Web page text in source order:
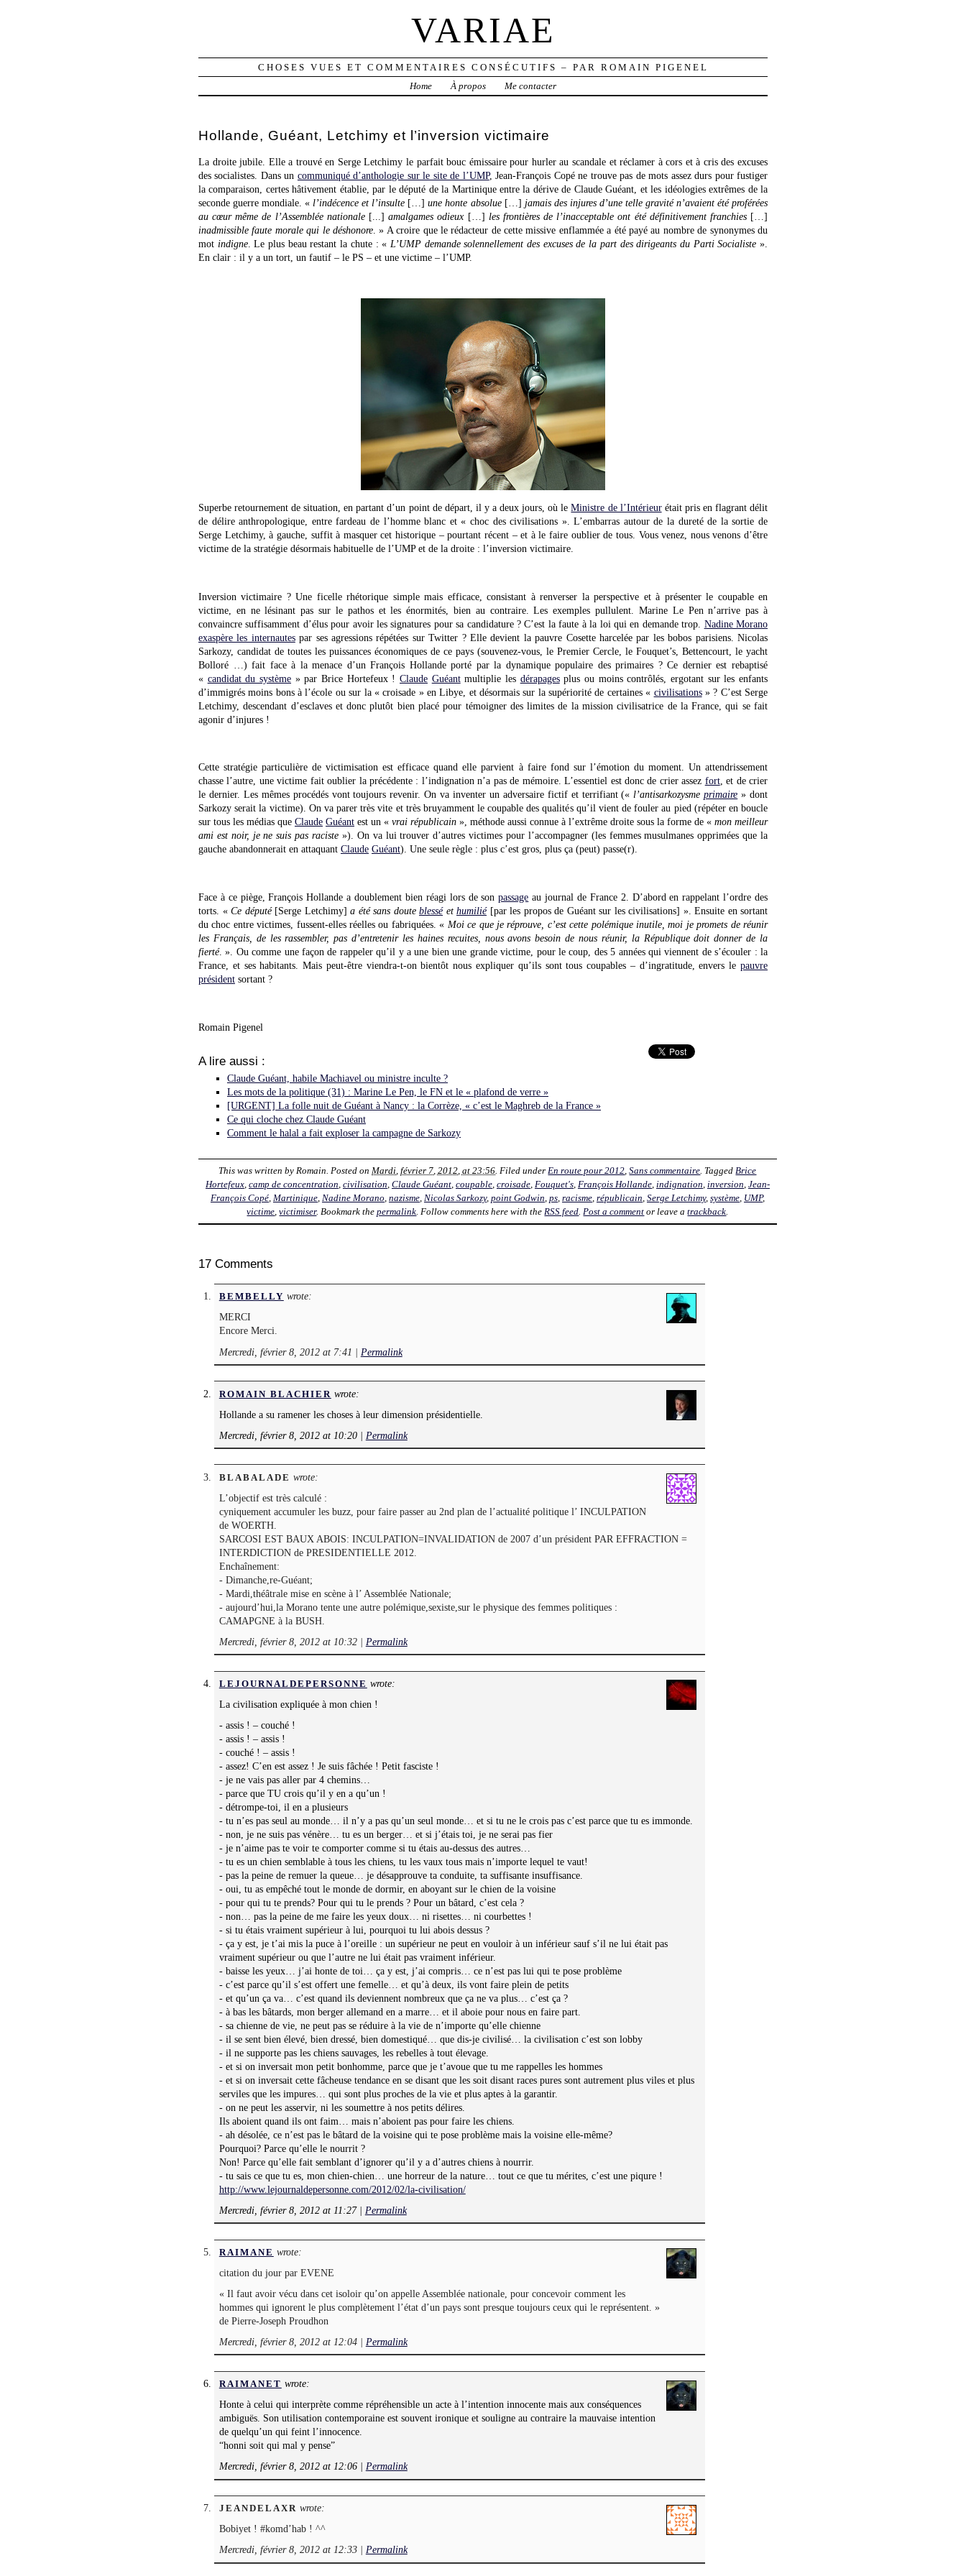
VARIAE
CHOSES VUES ET COMMENTAIRES CONSÉCUTIFS – PAR ROMAIN PIGENEL
Home
À propos Me contacter
Hollande, Guéant, Letchimy et l’inversion victimaire
La droite jubile. Elle a trouvé en Serge Letchimy le parfait bouc émissaire pour hurler au scandale et réclamer à cors et à cris des excuses
des socialistes. Dans un communiqué d’anthologie sur le site de l’UMP, Jean-François Copé ne trouve pas de mots assez durs pour fustiger
la comparaison, certes hâtivement établie, par le député de la Martinique entre la dérive de Claude Guéant, et les idéologies extrêmes de la
seconde guerre mondiale. « l’indécence et l’insulte […]une honte absolue[…] jamais des injures d’une telle gravité n’avaient été proférées
au cœur même de l’Assemblée nationale[...]amalgames odieux […] les frontières de l’inacceptable ont été définitivement franchies[…]
inadmissible faute morale qui le déshonore. » A croire que le rédacteur de cette missive enflammée a été payé au nombre de synonymes du
mot indigne. Le plus beau restant la chute : « L’UMP demande solennellement des excuses de la part des dirigeants du Parti Socialiste».
En clair : il y a un tort, un fautif – le PS – et une victime – l’UMP.
Superbe retournement de situation, en partant d’un point de départ, il y a deux jours, où leMinistre de l’Intérieurétait pris en flagrant délit
de délire anthropologique, entre fardeau de l’homme blanc et « choc des civilisations ». L’embarras autour de la dureté de la sortie de
Serge Letchimy, à gauche, suffit à masquer cet historique – pourtant récent – et à le faire oublier de tous. Vous venez, nous venons d’être
victime de la stratégie désormais habituelle de l’UMP et de la droite : l’inversion victimaire.
Inversion victimaire ? Une ficelle rhétorique simple mais efficace, consistant à renverser la perspective et à présenter le coupable en
victime, en ne lésinant pas sur le pathos et les énormités, bien au contraire. Les exemples pullulent. Marine Le Pen n’arrive pas à
convaincre suffisamment d’élus pour avoir les signatures pour sa candidature ? C’est la faute à la loi qui en demande trop. Nadine Morano
exaspère les internautespar ses agressions répétées sur Twitter ? Elle devient la pauvre Cosette harcelée par les bobos parisiens. Nicolas
Sarkozy, candidat de toutes les puissances économiques de ce pays (souvenez-vous, le Premier Cercle, le Fouquet’s, Bettencourt, le yacht
Bolloré …) fait face à la menace d’un François Hollande porté par la dynamique populaire des primaires ? Ce dernier est rebaptisé
« candidat du système » par Brice Hortefeux !Claude Guéantmultiplie les dérapagesplus ou moins contrôlés, ergotant sur les enfants
d’immigrés moins bons à l’école ou sur la « croisade » en Libye, et désormais sur la supériorité de certaines « civilisations» ? C’est Serge
Letchimy, descendant d’esclaves et donc plutôt bien placé pour témoigner des limites de la mission civilisatrice de la France, qui se fait
agonir d’injures !
Cette stratégie particulière de victimisation est efficace quand elle parvient à faire fond sur l’émotion du moment. Un attendrissement
chasse l’autre, une victime fait oublier la précédente : l’indignation n’a pas de mémoire. L’essentiel est donc de crier assez fort, et de crier
le dernier. Les mêmes procédés vont toujours revenir. On va inventer un adversaire fictif et terrifiant («l’antisarkozysmeprimaire » dont
Sarkozy serait la victime). On va parer très vite et très bruyamment le coupable des qualités qu’il vient de fouler au pied (répéter en boucle
sur tous les médias que Claude Guéant est un « vrai républicain », méthode aussi connue à l’extrême droite sous la forme de « mon meilleur
ami est noir, je ne suis pas raciste »). On va lui trouver d’autres victimes pour l’accompagner (les femmes musulmanes opprimées que la
gauche abandonnerait en attaquant Claude Guéant). Une seule règle : plus c’est gros, plus ça (peut) passe(r).
Face à ce piège, François Hollande a doublement bien réagi lors de sonpassage au journal de France 2. D’abord en rappelant l’ordre des
torts. « Ce député[Serge Letchimy] a été sans doute blesséet humilié [par les propos de Guéant sur les civilisations] ». Ensuite en sortant
du choc entre victimes, fussent-elles réelles ou fabriquées. « Moi ce que je réprouve, c’est cette polémique inutile, moi je promets de réunir
les Français, de les rassembler, pas d’entretenir les haines recuites, nous avons besoin de nous réunir, la République doit donner de la
fierté. ». Ou comme une façon de rappeler qu’il y a une bien une grande victime, pour le coup, des 5 années qui viennent de s’écouler : la
France, et ses habitants. Mais peut-être viendra-t-on bientôt nous expliquer qu’ils sont tous coupables – d’ingratitude, envers le pauvre
président sortant ?
Romain Pigenel
A lire aussi :
Claude Guéant, habile Machiavel ou ministre inculte ?
Les mots de la politique (31) : Marine Le Pen, le FN et le « plafond de verre »
[URGENT] La folle nuit de Guéant à Nancy : la Corrèze, « c’est le Maghreb de la France »
Ce qui cloche chez Claude Guéant
Comment le halal a fait exploser la campagne de Sarkozy
This was written byRomain. Posted onMardi, février 7, 2012, at 23:56. Filed underEn route pour 2012,Sans commentaire. TaggedBrice
Hortefeux, camp de concentration, civilisation, Claude Guéant, coupable, croisade, Fouquet's, François Hollande, indignation, inversion, Jean-
François Copé, Martinique, Nadine Morano, nazisme, Nicolas Sarkozy, point Godwin, ps, racisme, républicain, Serge Letchimy, système, UMP,
victime,victimiser. Bookmark thepermalink. Follow comments here with theRSS feed.Post a comment or leave atrackback.
17 Comments
BEMBELLY wrote:
MERCI
Encore Merci.
Mercredi, février 8, 2012 at 7:41 | Permalink
ROMAIN BLACHIER wrote:
Hollande a su ramener les choses à leur dimension présidentielle.
Mercredi, février 8, 2012 at 10:20 | Permalink
BLABALADE wrote:
L’objectif est très calculé :
cyniquement accumuler les buzz, pour faire passer au 2nd plan de l’actualité politique l’ INCULPATION
de WOERTH.
SARCOSI EST BAUX ABOIS: INCULPATION=INVALIDATION de 2007 d’un président PAR EFFRACTION =
INTERDICTION de PRESIDENTIELLE 2012.
Enchaînement:
- Dimanche,re-Guéant;
- Mardi,théâtrale mise en scène à l’ Assemblée Nationale;
- aujourd’hui,la Morano tente une autre polémique,sexiste,sur le physique des femmes politiques :
CAMAPGNE à la BUSH.
Mercredi, février 8, 2012 at 10:32 | Permalink
LEJOURNALDEPERSONNE wrote:
La civilisation expliquée à mon chien !
- assis ! – couché !
- assis ! – assis !
- couché ! – assis !
- assez! C’en est assez ! Je suis fâchée ! Petit fasciste !
- je ne vais pas aller par 4 chemins…
- parce que TU crois qu’il y en a qu’un !
- détrompe-toi, il en a plusieurs
- tu n’es pas seul au monde… il n’y a pas qu’un seul monde… et si tu ne le crois pas c’est parce que tu es immonde.
- non, je ne suis pas vénère… tu es un berger… et si j’étais toi, je ne serai pas fier
- je n’aime pas te voir te comporter comme si tu étais au-dessus des autres…
- tu es un chien semblable à tous les chiens, tu les vaux tous mais n’importe lequel te vaut!
- pas la peine de remuer la queue… je désapprouve ta conduite, ta suffisante insuffisance.
- oui, tu as empêché tout le monde de dormir, en aboyant sur le chien de la voisine
- pour qui tu te prends? Pour qui tu le prends ? Pour un bâtard, c’est cela ?
- non… pas la peine de me faire les yeux doux… ni risettes… ni courbettes !
- si tu étais vraiment supérieur à lui, pourquoi tu lui abois dessus ?
- ça y est, je t’ai mis la puce à l’oreille : un supérieur ne peut en vouloir à un inférieur sauf s’il ne lui était pas
vraiment supérieur ou que l’autre ne lui était pas vraiment inférieur.
- baisse les yeux… j’ai honte de toi… ça y est, j’ai compris… ce n’est pas lui qui te pose problème
- c’est parce qu’il s’est offert une femelle… et qu’à deux, ils vont faire plein de petits
- et qu’un ça va… c’est quand ils deviennent nombreux que ça ne va plus… c’est ça ?
- à bas les bâtards, mon berger allemand en a marre… et il aboie pour nous en faire part.
- sa chienne de vie, ne peut pas se réduire à la vie de n’importe qu’elle chienne
- il se sent bien élevé, bien dressé, bien domestiqué… que dis-je civilisé… la civilisation c’est son lobby
- il ne supporte pas les chiens sauvages, les rebelles à tout élevage.
- et si on inversait mon petit bonhomme, parce que je t’avoue que tu me rappelles les hommes
- et si on inversait cette fâcheuse tendance en se disant que les soit disant races pures sont autrement plus viles et plus
serviles que les impures… qui sont plus proches de la vie et plus aptes à la garantir.
- on ne peut les asservir, ni les soumettre à nos petits délires.
Ils aboient quand ils ont faim… mais n’aboient pas pour faire les chiens.
- ah désolée, ce n’est pas le bâtard de la voisine qui te pose problème mais la voisine elle-même?
Pourquoi? Parce qu’elle le nourrit ?
Non! Parce qu’elle fait semblant d’ignorer qu’il y a d’autres chiens à nourrir.
- tu sais ce que tu es, mon chien-chien… une horreur de la nature… tout ce que tu mérites, c’est une piqure !
http://www.lejournaldepersonne.com/2012/02/la-civilisation/
Mercredi, février 8, 2012 at 11:27 | Permalink
RAIMANE wrote:
citation du jour par EVENE
« Il faut avoir vécu dans cet isoloir qu’on appelle Assemblée nationale, pour concevoir comment les
hommes qui ignorent le plus complètement l’état d’un pays sont presque toujours ceux qui le représentent. »
de Pierre-Joseph Proudhon
Mercredi, février 8, 2012 at 12:04 | Permalink
RAIMANET wrote:
Honte à celui qui interprète comme répréhensible un acte à l’intention innocente mais aux conséquences
ambiguës. Son utilisation contemporaine est souvent ironique et souligne au contraire la mauvaise intention
de quelqu’un qui feint l’innocence.
“honni soit qui mal y pense”
Mercredi, février 8, 2012 at 12:06 | Permalink
JEANDELAXR wrote:
Bobiyet ! #komd’hab ! ^^
Mercredi, février 8, 2012 at 12:33 | Permalink